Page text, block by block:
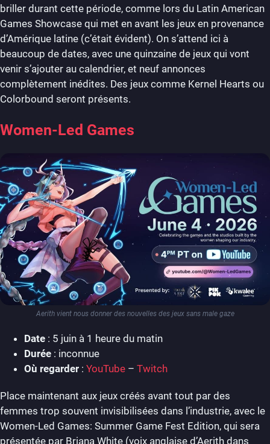
briller durant cette période, comme lors du Latin American
Games Showcase qui met en avant les jeux en provenance
d’Amérique latine (c’était évident). On s’attend ici à
beaucoup de dates, avec une quinzaine de jeux qui vont
venir s’ajouter au calendrier, et neuf annonces
complètement inédites. Des jeux comme Kernel Hearts ou
Colorbound seront présents.
Women-Led Games
Aerith vient nous donner des nouvelles des jeux sans male gaze
Date : 5 juin à 1 heure du matin
Durée : inconnue
Où regarder : YouTube – Twitch
Place maintenant aux jeux créés avant tout par des
femmes trop souvent invisibilisées dans l’industrie, avec le
Women-Led Games: Summer Game Fest Edition, qui sera
présentée par Briana White (voix anglaise d’Aerith dans